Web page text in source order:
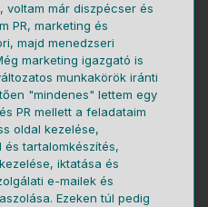
voltam már diszpécser és
PR, marketing és
majd menedzseri
marketing igazgató is
munkakörök iránti
"mindenes" lettem egy
PR mellett a feladataim
oldal kezelése,
tartalomkészítés,
iktatása és
e-mailek és
Ezeken túl pedig